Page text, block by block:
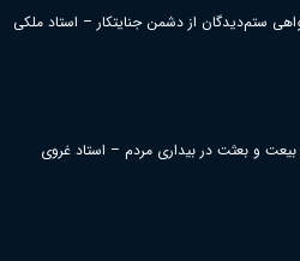
ستم‌دیدگان از دشمن جنایتکار – استاد ملکی
و بعثت در بیداری مردم – استاد غروی